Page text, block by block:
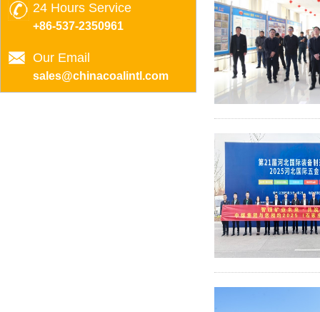
24 Hours Service
+86-537-2350961
Our Email
sales@chinacoalintl.com